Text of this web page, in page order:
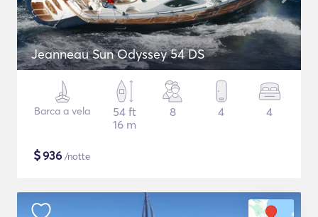
Jeanneau Sun Odyssey 54 DS
Barca a vela
54 ft
16 m
8 4 4
$936 /notte